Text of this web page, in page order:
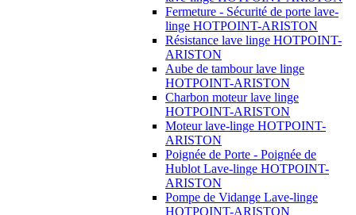
Fermeture - Sécurité de porte lave-
linge HOTPOINT-ARISTON
Résistance lave linge HOTPOINT-
ARISTON
Aube de tambour lave linge
HOTPOINT-ARISTON
Charbon moteur lave linge
HOTPOINT-ARISTON
Moteur lave-linge HOTPOINT-
ARISTON
Poignée de Porte - Poignée de
Hublot Lave-linge HOTPOINT-
ARISTON
Pompe de Vidange Lave-linge
HOTPOINT-ARISTON